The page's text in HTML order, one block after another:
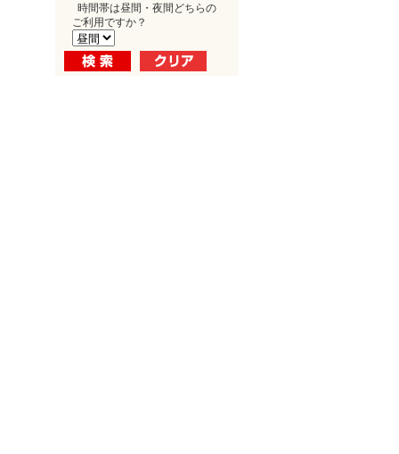
時間帯は昼間・夜間どちらの
ご利用ですか？